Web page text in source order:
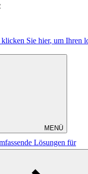
klicken Sie hier, um Ihren
MENÜ
Lösungen für